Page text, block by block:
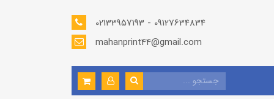
02133957193 - 09127634834
mahanprint44@gmail.com